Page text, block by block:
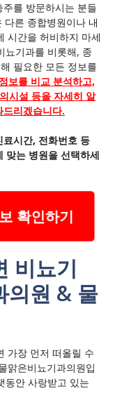
를 방문하시는 분들
다른 종합병원이나 내
시간을 허비하지 마세
뇨기과를 비롯해, 종
필요한 모든 정보를
보를 비교 분석하고,
시설 등을 자세히 알
리겠습니다.
시간, 전화번호 등
맞는 병원을 선택하세
확인하기
비뇨기
의원 & 물
가장 먼저 떠올릴 수
맑은비뇨기과의원입
동안 사랑받고 있는